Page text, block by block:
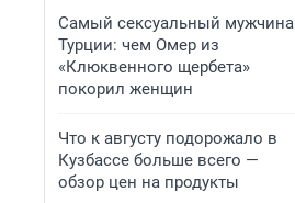
Самый сексуальный мужчина
Турции: чем Омер из
«Клюквенного щербета»
покорил женщин
Что к августу подорожало в
Кузбассе больше всего —
обзор цен на продукты